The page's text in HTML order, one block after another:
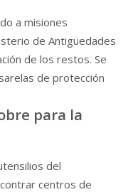
a misiones
de Antigüedades
de los restos. Se
de protección
para la
del
centros de